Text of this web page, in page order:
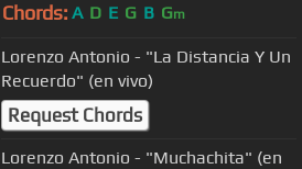
Chords: A D E G B Gm
Lorenzo Antonio - "La Distancia Y Un
Recuerdo" (en vivo)
Request Chords
Lorenzo Antonio - "Muchachita" (en